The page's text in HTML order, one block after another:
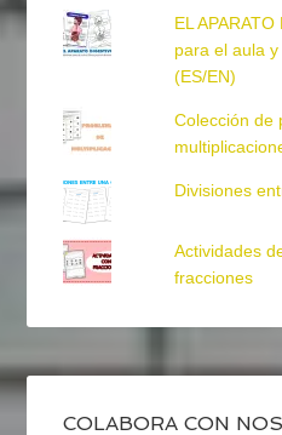
EL
para el aula
(ES/EN)
Colección de
Divisiones
Actividades
fracciones
COLABORA CON